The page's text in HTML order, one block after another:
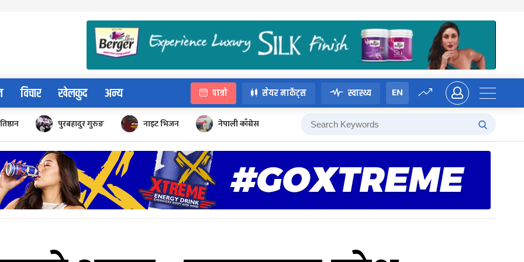
विचार खेलकुद अन्य पात्रो सेयर मार्केट्स स्वास्थ्य EN
पुरबहादुर गुरुङ नाइट भिजन नेपाली काँग्रेस